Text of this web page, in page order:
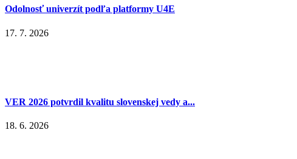
Odolnosť univerzít podľa platformy U4E
17. 7. 2026
VER 2026 potvrdil kvalitu slovenskej vedy a...
18. 6. 2026